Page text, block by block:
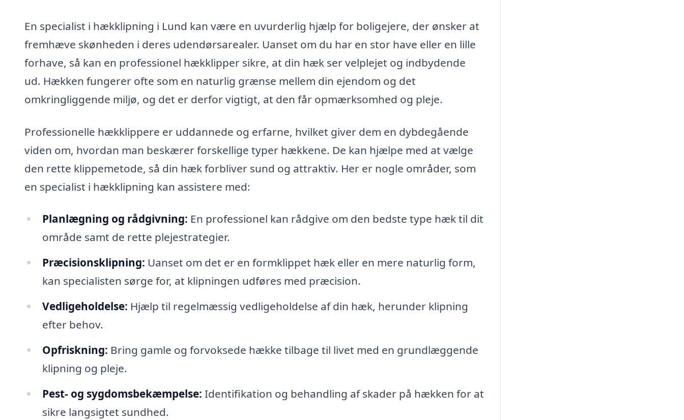
En specialist i hækklipning i Lund kan være en uvurderlig hjælp for boligejere, der ønsker at
fremhæve skønheden i deres udendørsarealer. Uanset om du har en stor have eller en lille
forhave, så kan en professionel hækklipper sikre, at din hæk ser velplejet og indbydende
ud. Hækken fungerer ofte som en naturlig grænse mellem din ejendom og det
omkringliggende miljø, og det er derfor vigtigt, at den får opmærksomhed og pleje.
Professionelle hækklippere er uddannede og erfarne, hvilket giver dem en dybdegående
viden om, hvordan man beskærer forskellige typer hækkene. De kan hjælpe med at vælge
den rette klippemetode, så din hæk forbliver sund og attraktiv. Her er nogle områder, som
en specialist i hækklipning kan assistere med:
Planlægning og rådgivning: En professionel kan rådgive om den bedste type hæk til dit
område samt de rette plejestrategier.
Præcisionsklipning: Uanset om det er en formklippet hæk eller en mere naturlig form,
kan specialisten sørge for, at klipningen udføres med præcision.
Vedligeholdelse: Hjælp til regelmæssig vedligeholdelse af din hæk, herunder klipning
efter behov.
Opfriskning: Bring gamle og forvoksede hække tilbage til livet med en grundlæggende
klipning og pleje.
Pest- og sygdomsbekæmpelse: Identifikation og behandling af skader på hækken for at
sikre langsigtet sundhed.